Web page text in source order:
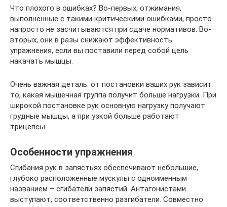
Что плохого в ошибках? Во-первых, отжимания,
выполненные с такими критическими ошибками, просто-
напросто не засчитываются при сдаче нормативов. Во-
вторых, они в разы снижают эффективность
упражнения, если вы поставили перед собой цель
накачать мышцы.
Очень важная деталь: от постановки ваших рук зависит
то, какая мышечная группа получит больше нагрузки. При
широкой постановке рук основную нагрузку получают
грудные мышцы, а при узкой больше работают
трицепсы.
Особенности упражнения
Сгибания рук в запястьях обеспечивают небольшие,
глубоко расположенные мускулы с одноименным
названием – сгибатели запястий. Антагонистами
выступают, соответственно разгибатели. Совместно